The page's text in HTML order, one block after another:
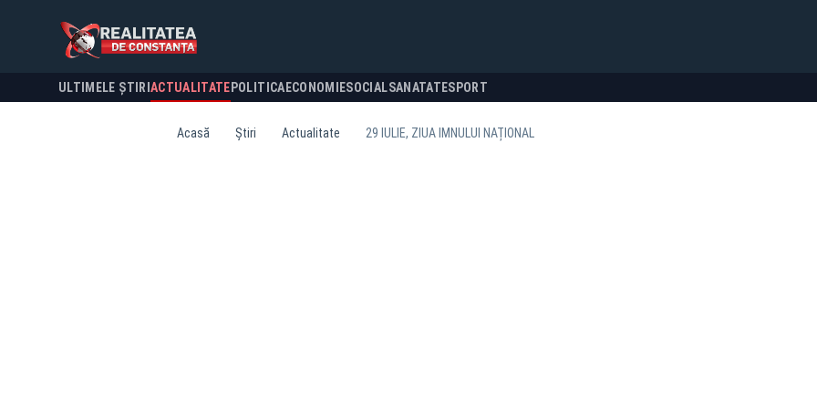
ULTIMELE ȘTIRI ACTUALITATE POLITICA ECONOMIESOCIALSANATATESPORT
Acasă Știri Actualitate 29 IULIE, ZIUA IMNULUI NAȚIONAL